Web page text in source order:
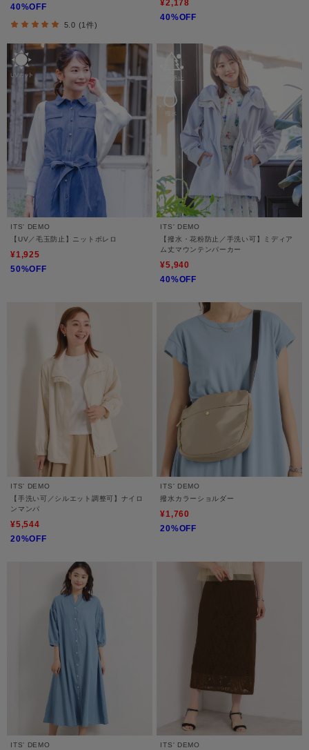
40%OFF
5.0 (1件)
¥2,178
40%OFF
ITS' DEMO
【UV／毛玉防止】ニットボレロ
¥1,925
50%OFF
ITS' DEMO
【撥水・花粉防止／手洗い可】ミディア
ム丈マウンテンパーカー
¥5,940
40%OFF
ITS' DEMO
【手洗い可／シルエット調整可】ナイロ
ンマンパ
¥5,544
20%OFF
ITS' DEMO
撥水カラーショルダー
¥1,760
20%OFF
ITS' DEMO
ITS' DEMO